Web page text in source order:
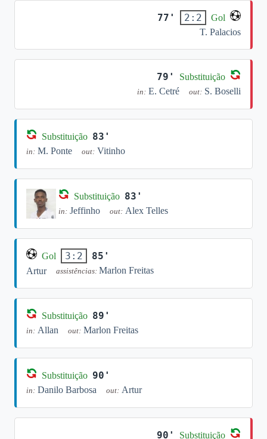
77' 2:2
Gol
T. Palacios
79' Substituição
in: E. Cetré out: S. Boselli
Substituição 83'
in: M. Ponte out: Vitinho
Substituição 83'
in: Jeffinho out: Alex Telles
Gol 3:2 85'
Artur assistências: Marlon Freitas
Substituição 89'
in: Allan out: Marlon Freitas
Substituição 90'
in: Danilo Barbosa out: Artur
90' Substituição